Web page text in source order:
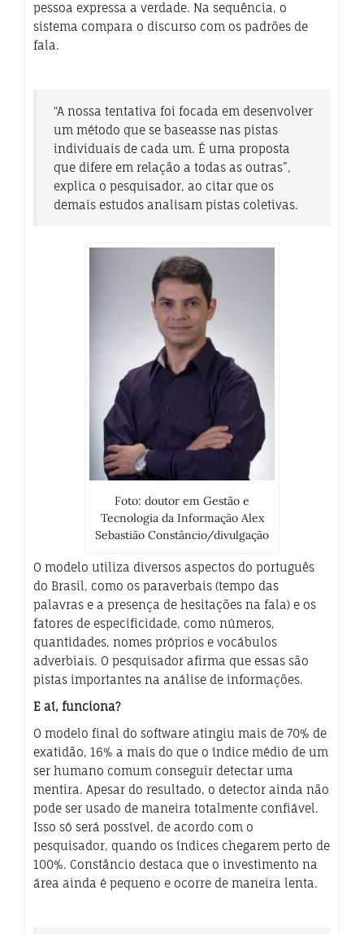
pessoa expressa a verdade. Na sequência, o
sistema compara o discurso com os padrões de
fala.
“A nossa tentativa foi focada em desenvolver
um método que se baseasse nas pistas
individuais de cada um. É uma proposta
que difere em relação a todas as outras”,
explica o pesquisador, ao citar que os
demais estudos analisam pistas coletivas.
Foto: doutor em Gestão e
Tecnologia da Informação Alex
Sebastião Constâncio/divulgação
O modelo utiliza diversos aspectos do português
do Brasil, como os paraverbais (tempo das
palavras e a presença de hesitações na fala) e os
fatores de especificidade, como números,
quantidades, nomes próprios e vocábulos
adverbiais. O pesquisador afirma que essas são
pistas importantes na análise de informações.
E aí, funciona?
O modelo final do software atingiu mais de 70% de
exatidão, 16% a mais do que o índice médio de um
ser humano comum conseguir detectar uma
mentira. Apesar do resultado, o detector ainda não
pode ser usado de maneira totalmente confiável.
Isso só será possível, de acordo com o
pesquisador, quando os índices chegarem perto de
100%. Constâncio destaca que o investimento na
área ainda é pequeno e ocorre de maneira lenta.